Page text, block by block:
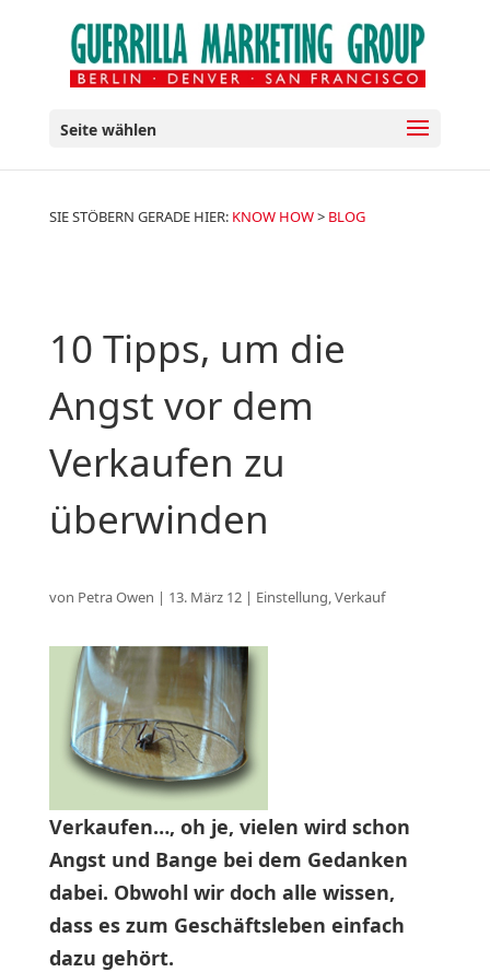
Seite wählen
SIE STÖBERN GERADE HIER: KNOW HOW> BLOG
10 Tipps, um die
Angst vor dem
Verkaufen zu
überwinden
von Petra Owen | 13. März 12| Einstellung,Verkauf
Verkaufen…, oh je, vielen wird schon
Angst und Bange bei dem Gedanken
dabei. Obwohl wir doch alle wissen,
dass es zum Geschäftsleben einfach
dazu gehört.